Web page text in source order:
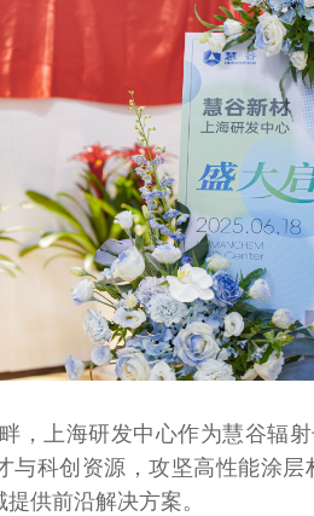
供前沿解决方案。